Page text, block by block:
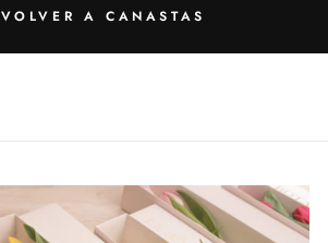
VOLVER A CANASTAS